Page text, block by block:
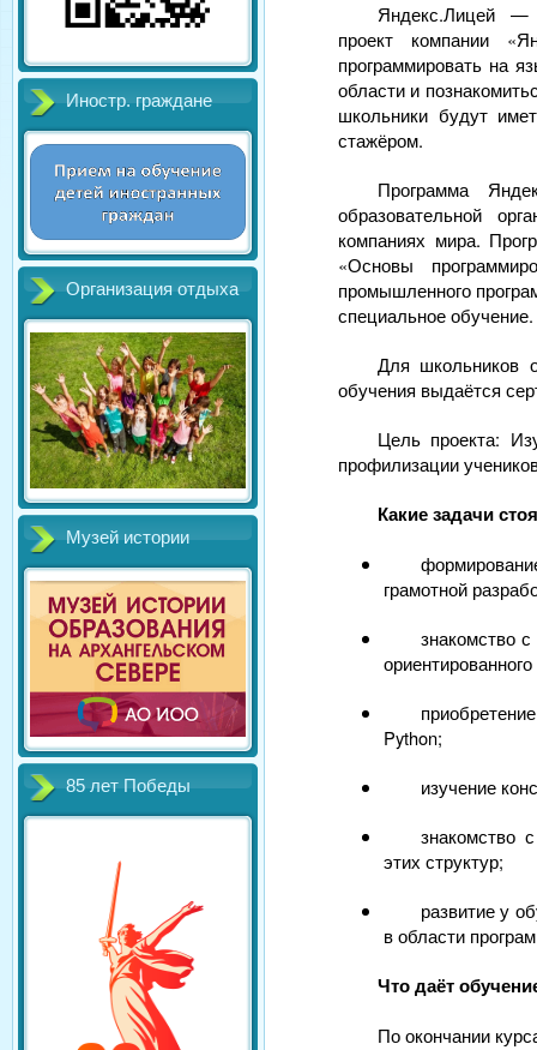
Иностр. граждане
Организация отдыха
Музей истории
85 лет Победы
Яндекс.Лицей —
проект компании
программировать на
области и
школьники будут
стажёром.
Программа
образовательной
компаниях мира.
«Основы
промышленного
специальное обучение.
Для школьников
обучения выдаётся
Цель проекта:
профилизации
Какие задачи
грамотной
знакомство
Python;
изучение
знакомство
этих структур;
развитие у
в области
Что даёт
По окончании